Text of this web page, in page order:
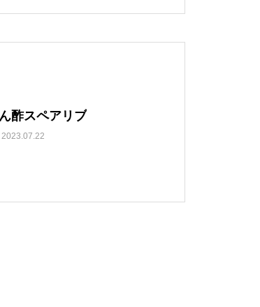
酢スペアリブ
2023.07.22